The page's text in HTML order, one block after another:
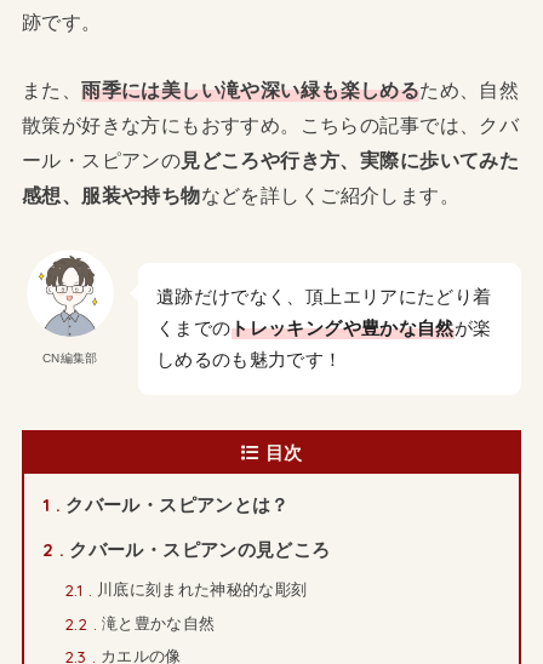
跡です。
また、雨季には美しい滝や深い緑も楽しめるため、自然
散策が好きな方にもおすすめ。こちらの記事では、クバ
ール・スピアンの見どころや行き方、実際に歩いてみた
感想、服装や持ち物などを詳しくご紹介します。
CN編集部
遺跡だけでなく、頂上エリアにたどり着
くまでのトレッキングや豊かな自然が楽
しめるのも魅力です！
目次
1 クバール・スピアンとは？
2 クバール・スピアンの見どころ
2.1 川底に刻まれた神秘的な彫刻
2.2 滝と豊かな自然
2.3 カエルの像